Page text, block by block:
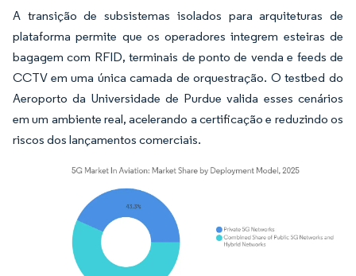
A transição de subsistemas isolados para arquiteturas de
plataforma permite que os operadores integrem esteiras de
bagagem com RFID, terminais de ponto de venda e feeds de
CCTV em uma única camada de orquestração. O testbed do
Aeroporto da Universidade de Purdue valida esses cenários
em um ambiente real, acelerando a certificação e reduzindo os
riscos dos lançamentos comerciais.